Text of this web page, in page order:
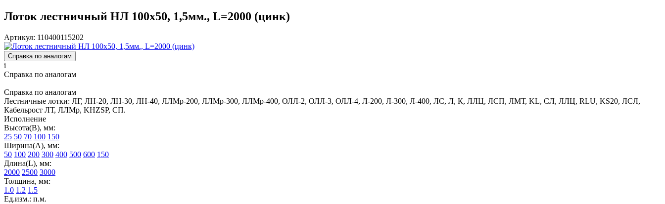
Лоток лестничный НЛ 100х50, 1,5мм., L=2000 (цинк)
Артикул: 110400115202
Справка по аналогам
i
Справка по аналогам
Справка по аналогам
Лестничные лотки: ЛГ, ЛН-20, ЛН-30, ЛН-40, ЛЛМр-200, ЛЛМр-300, ЛЛМр-400, ОЛЛ-2, ОЛЛ-3, ОЛЛ-4, Л-200, Л-300, Л-400, ЛС, Л, К, ЛЛЦ, ЛСП, ЛМТ, KL, СЛ, ЛЛЦ, RLU, KS20, ЛСЛ,
Кабельрост ЛТ, ЛЛМр, KHZSP, СП.
Исполнение
Высота(В), мм:
25 50 70 100 150
Ширина(А), мм:
50 100 200 300 400 500 600 150
Длина(L), мм:
2000 2500 3000
Толщина, мм:
1.0 1.2 1.5
Ед.изм.: п.м.